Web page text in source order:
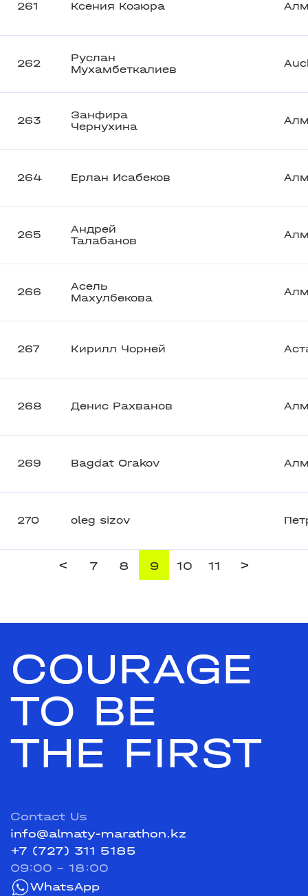
261 Ксения Козюра
262
Руслан
Мухамбеткалиев
263
Занфира
Чернухина
264 Ерлан Исабеков
265
Андрей
Талабанов
266
Асель
Махулбекова
267 Кирилл Чорней
268 Денис Рахванов
269 Bagdat Orakov
270 oleg sizov
< 7 8 9 10 11 >
COURAGE
TO BE
THE FIRST
Contact Us
info@almaty-marathon.kz
+7 (727) 311 5185
09:00 - 18:00
WhatsApp